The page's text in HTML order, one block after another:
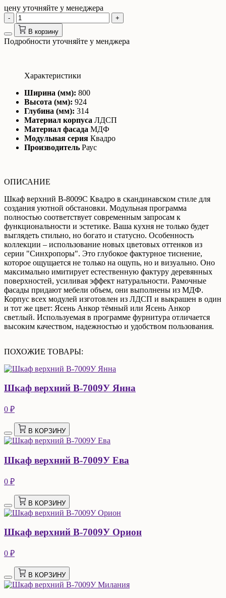
цену уточняйте у менеджера
-
+
В корзину
Подробности уточняйте у менджера
Характеристики
Ширина (мм): 800
Высота (мм): 924
Глубина (мм): 314
Материал корпуса ЛДСП
Материал фасада МДФ
Модульная серия Квадро
Производитель Раус
ОПИСАНИЕ
Шкаф верхний В-8009С Квадро в скандинавском стиле для
создания уютной обстановки. Модульная программа
полностью соответствует современным запросам к
функциональности и эстетике. Ваша кухня не только будет
выглядеть стильно, но богато и статусно. Особенность
коллекции – использование новых цветовых оттенков из
серии "Синхропоры". Это глубокое фактурное тиснение,
которое ощущается не только на ощупь, но и визуально. Оно
максимально имитирует естественную фактуру деревянных
поверхностей, усиливая эффект натуральности. Рамочные
фасады придают мебели объем, они выполнены из МДФ.
Корпус всех модулей изготовлен из ЛДСП и выкрашен в один
и тот же цвет: Ясень Анкор тёмный или Ясень Анкор
светлый. Используемая в программе фурнитура отличается
высоким качеством, надежностью и удобством пользования.
ПОХОЖИЕ ТОВАРЫ:
Шкаф верхний В-7009У Янна
0 ₽
В КОРЗИНУ
Шкаф верхний В-7009У Ева
0 ₽
В КОРЗИНУ
Шкаф верхний В-7009У Орион
0 ₽
В КОРЗИНУ